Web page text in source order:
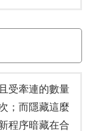
受牽連的數量
；而隱藏這麼
程序暗藏在合